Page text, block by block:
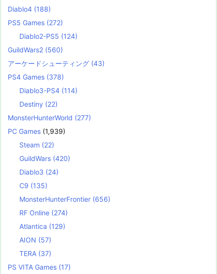
Diablo4 (188)
PS5 Games (272)
Diablo2-PS5 (124)
GuildWars2 (560)
アーケードシューティング (43)
PS4 Games (378)
Diablo3-PS4 (114)
Destiny (22)
MonsterHunterWorld (277)
PC Games (1,939)
Steam (22)
GuildWars (420)
Diablo3 (24)
C9 (135)
MonsterHunterFrontier (656)
RF Online (274)
Atlantica (129)
AION (57)
TERA (37)
PS VITA Games (17)